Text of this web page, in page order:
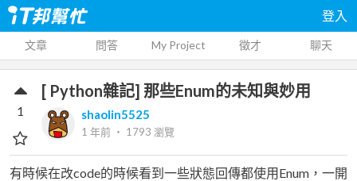
登入
文章 問答 My Project 徵才 聊天
[ Python雜記] 那些Enum的未知與妙用
shaolin5525
1 年前 ‧ 1793 瀏覽
1
有時候在改code的時候看到一些狀態回傳都使用Enum，一開